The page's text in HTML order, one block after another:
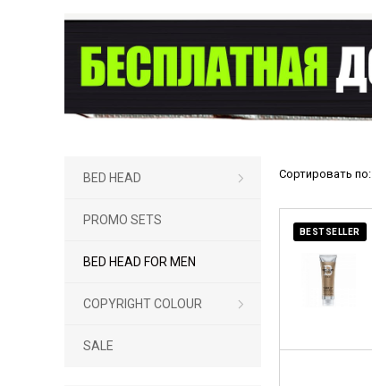
BED HEAD
PROMO SETS
BED HEAD FOR MEN
COPYRIGHT COLOUR
SALE
Сортировать по:
BESTSELLER